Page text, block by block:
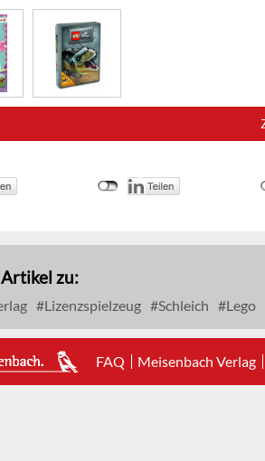
zu:
Lizenzspielzeug Schleich Lego
FAQ Meisenbach Verlag